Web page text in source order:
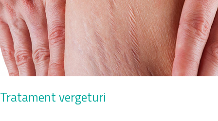
Tratament vergeturi